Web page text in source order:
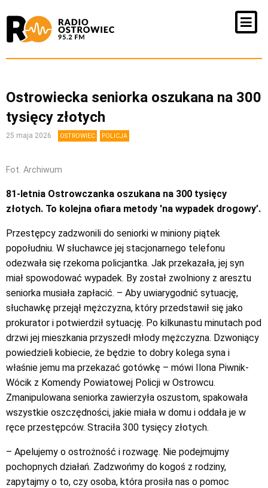
Ostrowiecka seniorka oszukana na 300
tysięcy złotych
25 maja 2026 OSTROWIEC POLICJA
Fot. Archiwum
81-letnia Ostrowczanka oszukana na 300 tysięcy
złotych. To kolejna ofiara metody 'na wypadek drogowy’.
Przestępcy zadzwonili do seniorki w miniony piątek
popołudniu. W słuchawce jej stacjonarnego telefonu
odezwała się rzekoma policjantka. Jak przekazała, jej syn
miał spowodować wypadek. By został zwolniony z aresztu
seniorka musiała zapłacić. – Aby uwiarygodnić sytuację,
słuchawkę przejął mężczyzna, który przedstawił się jako
prokurator i potwierdził sytuację. Po kilkunastu minutach pod
drzwi jej mieszkania przyszedł młody mężczyzna. Dzwoniący
powiedzieli kobiecie, że będzie to dobry kolega syna i
właśnie jemu ma przekazać gotówkę – mówi Ilona Piwnik-
Wócik z Komendy Powiatowej Policji w Ostrowcu.
Zmanipulowana seniorka zawierzyła oszustom, spakowała
wszystkie oszczędności, jakie miała w domu i oddała je w
ręce przestępców. Straciła 300 tysięcy złotych.
– Apelujemy o ostrożność i rozwagę. Nie podejmujmy
pochopnych działań. Zadzwońmy do kogoś z rodziny,
zapytajmy o to, czy osoba, która prosiła nas o pomoc